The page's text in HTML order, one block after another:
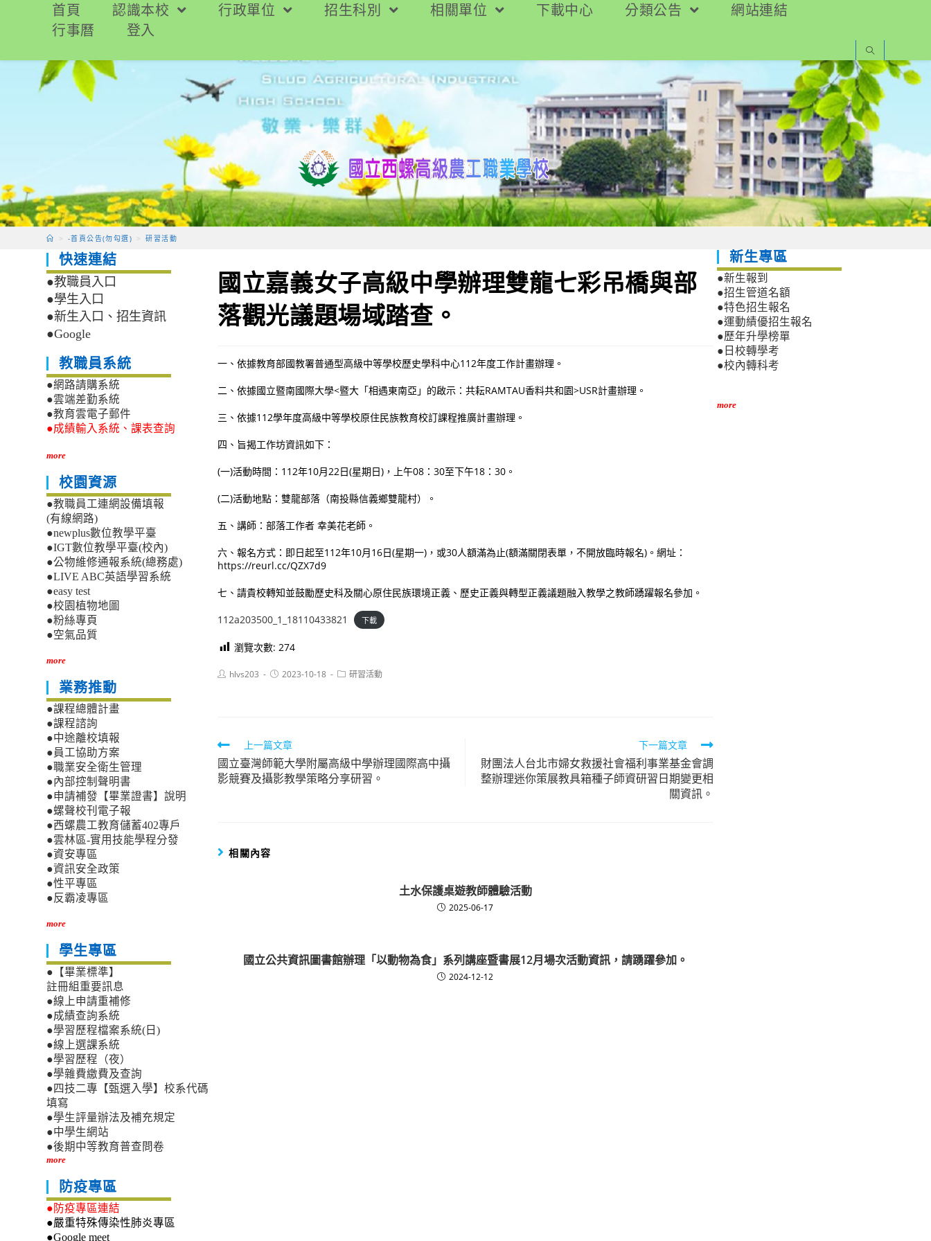
要
首頁 認識本校 行政單位 招生科別 相關單位 下載中心 分類公告
網站連結
行事曆
登入
> -首頁公告(勿勾選) > 研習活動
國立嘉義女子高級中學辦理雙龍七彩吊橋與部
落觀光議題場域踏查。
一、依據教育部國教署普通型高級中等學校歷史學科中心112年度工作計畫辦理。
二、依據國立暨南國際大學<暨大「相遇東南亞」的啟示：共耘RAMTAU香料共和園>USR計畫辦理。
三、依據112學年度高級中等學校原住民族教育校訂課程推廣計畫辦理。
四、旨揭工作坊資訊如下：
(一)活動時間：112年10月22日(星期日)，上午08：30至下午18：30。
(二)活動地點：雙龍部落（南投縣信義鄉雙龍村）。
五、講師：部落工作者 幸美花老師。
六、報名方式：即日起至112年10月16日(星期一)，或30人額滿為止(額滿關閉表單，不開放臨時報名)。網址：
https://reurl.cc/QZX7d9
七、請貴校轉知並鼓勵歷史科及關心原住民族環境正義、歷史正義與轉型正義議題融入教學之教師踴躍報名參加。
112a203500_1_18110433821 下載
瀏覽次數: 274
Posthlvs203
Post2023-10-18
Post研習活動
Read
more
articles
上一篇文章
國立臺灣師範大學附屬高級中學辦理國際高中攝
影競賽及攝影教學策略分享研習。
下一篇文章
財團法人台北市婦女救援社會福利事業基金會調
整辦理迷你策展教具箱種子師資研習日期變更相
關資訊。
相關內容
土水保護桌遊教師體驗活動
2025-06-17
國立公共資訊圖書館辦理「以動物為食」系列講座暨書展12月場次活動資訊，請踴躍參加。
2024-12-12
快速連結
●教職員入口
●學生入口
●新生入口、招生資訊
●Google
教職員系統
●網路請購系統
●雲端差勤系統
●教育雲電子郵件
●成績輸入系統、課表查詢
more
校園資源
●教職員工連網設備填報
(有線網路)
●newplus數位教學平臺
●IGT數位教學平臺(校內)
●公物維修通報系統(總務處)
●LIVE ABC英語學習系統
●easy test
●校園植物地圖
●粉絲專頁
●空氣品質
more
業務推動
●課程總體計畫
●課程諮詢
●中途離校填報
●員工協助方案
●職業安全衛生管理
●內部控制聲明書
●申請補發【畢業證書】說明
●螺聲校刊電子報
●西螺農工教育儲蓄402專戶
●雲林區-實用技能學程分發
●資安專區
●資訊安全政策
●性平專區
●反霸凌專區
more
學生專區
●【畢業標準】
註冊組重要訊息
●線上申請重補修
●成績查詢系統
●學習歷程檔案系統(日)
●線上選課系統
●學習歷程（夜）
●學雜費繳費及查詢
●四技二專【甄選入學】校系代碼
填寫
●學生評量辦法及補充規定
●中學生網站
●後期中等教育普查問卷
more
防疫專區
●防疫專區連結
●嚴重特殊傳染性肺炎專區
●Google meet
新生專區
●新生報到
●招生管道名額
●特色招生報名
●運動績優招生報名
●歷年升學榜單
●日校轉學考
●校內轉科考
more